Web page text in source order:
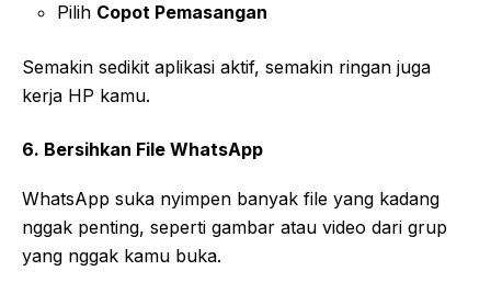
Pilih Copot Pemasangan
Semakin sedikit aplikasi aktif, semakin ringan juga
kerja HP kamu.
6. Bersihkan File WhatsApp
WhatsApp suka nyimpen banyak file yang kadang
nggak penting, seperti gambar atau video dari grup
yang nggak kamu buka.